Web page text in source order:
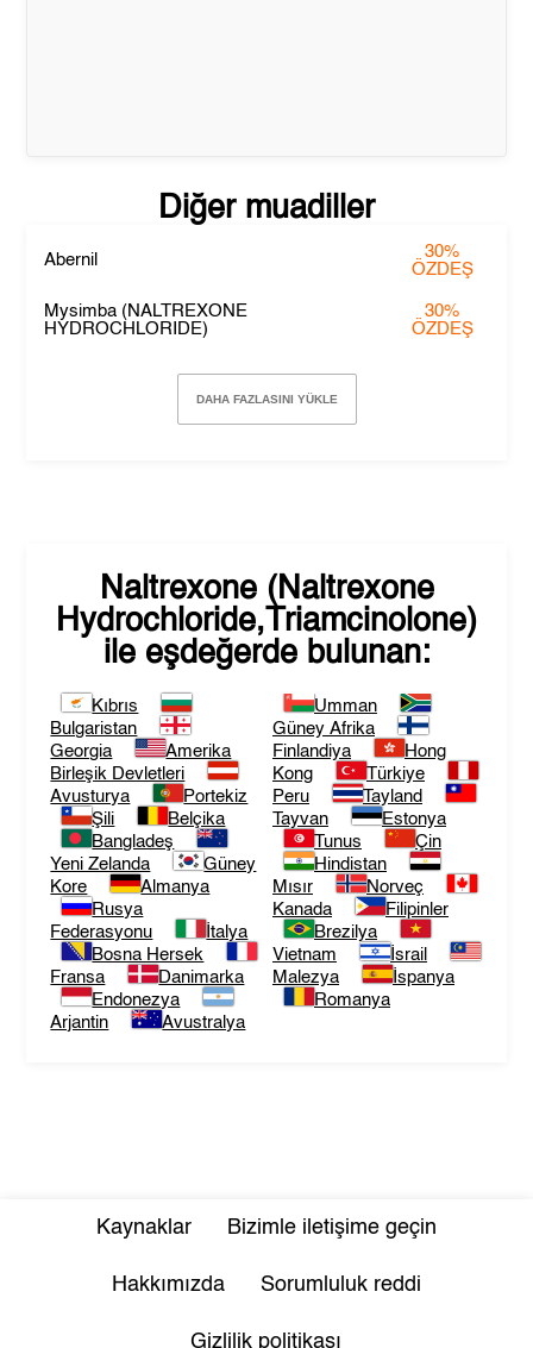
Diğer muadiller
Abernil
30%
ÖZDEŞ
Mysimba (NALTREXONE
HYDROCHLORIDE)
30%
ÖZDEŞ
DAHA FAZLASINI YÜKLE
Naltrexone (Naltrexone
Hydrochloride,Triamcinolone)
ile eşdeğerde bulunan:
Kıbrıs
Bulgaristan
Georgia
Amerika
Birleşik Devletleri
Avusturya
Portekiz
Şili
Belçika
Bangladeş
Yeni Zelanda
Güney
Kore
Almanya
Rusya
Federasyonu
İtalya
Bosna Hersek
Fransa
Danimarka
Endonezya
Arjantin
Avustralya
Umman
Güney Afrika
Finlandiya
Hong
Kong
Türkiye
Peru
Tayland
Tayvan
Estonya
Tunus
Çin
Hindistan
Mısır
Norveç
Kanada
Filipinler
Brezilya
Vietnam
İsrail
Malezya
İspanya
Romanya
Kaynaklar Bizimle iletişime geçin
Hakkımızda Sorumluluk reddi
Gizlilik politikası